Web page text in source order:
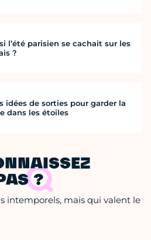
l’été parisien se cachait sur les
?
idées de sorties pour garder la
dans les étoiles
?
intemporels, mais qui valent le